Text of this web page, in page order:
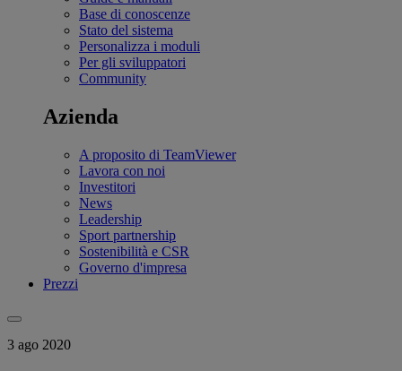
Base di conoscenze
Stato del sistema
Personalizza i moduli
Per gli sviluppatori
Community
Azienda
A proposito di TeamViewer
Lavora con noi
Investitori
News
Leadership
Sport partnership
Sostenibilità e CSR
Governo d'impresa
Prezzi
3 ago 2020